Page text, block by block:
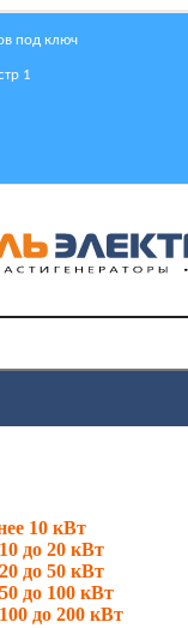
под ключ
1
10 кВт
до 20 кВт
до 50 кВт
до 100 кВт
до 200 кВт